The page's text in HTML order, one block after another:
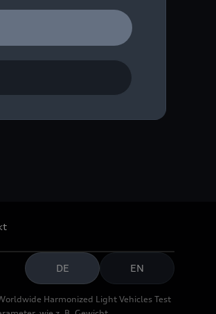
DE EN
Harmonized Light Vehicles Test